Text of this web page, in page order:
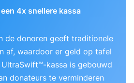
4x snellere kassa
de donoren geeft traditionele
af, waardoor er geld op tafel
kassa is gebouwd
donateurs te verminderen